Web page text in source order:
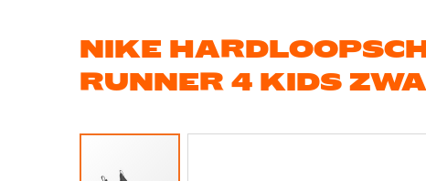
NIKE
RUNNER 4 KIDS
Ga